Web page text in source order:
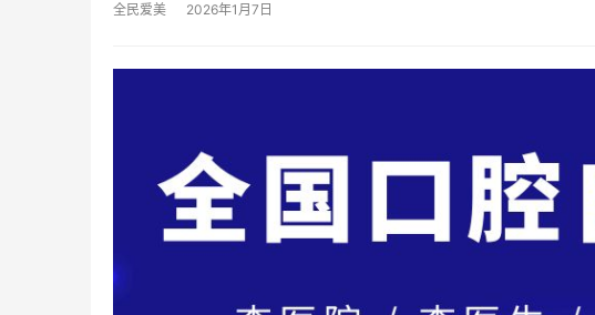
全民爱美 2026年1月7日